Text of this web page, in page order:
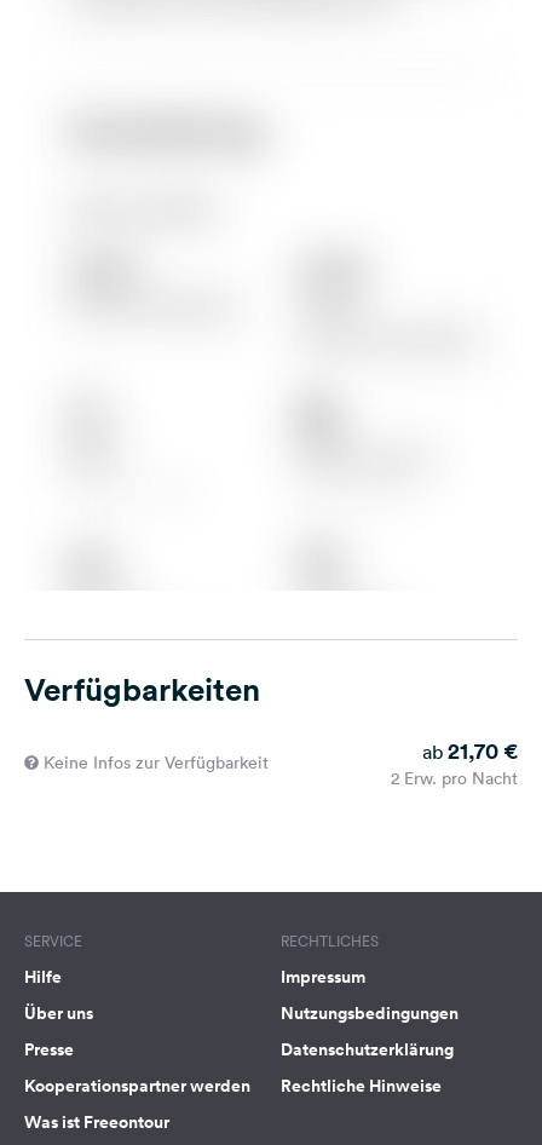
Verfügbarkeiten
Keine Infos zur Verfügbarkeit ab 21,70 €
2 Erw. pro Nacht
SERVICE
Hilfe
Über uns
Presse
Kooperationspartner werden
Was ist Freeontour
RECHTLICHES
Impressum
Nutzungsbedingungen
Datenschutzerklärung
Rechtliche Hinweise